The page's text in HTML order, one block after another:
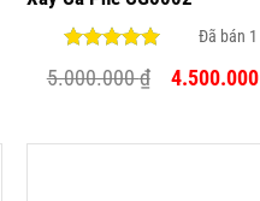
hạng
Đã bán 1
5.000.000₫ 4.500.000